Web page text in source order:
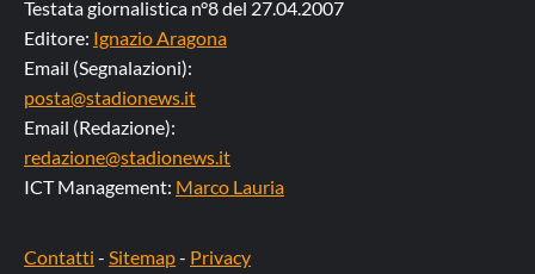
Testata giornalistica n°8 del 27.04.2007
Editore: Ignazio Aragona
Email (Segnalazioni):
posta@stadionews.it
Email (Redazione):
redazione@stadionews.it
ICT Management: Marco Lauria
Contatti - Sitemap- Privacy